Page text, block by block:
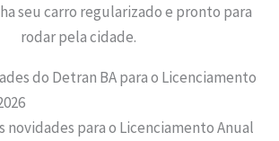
seu carro regularizado e pronto para
rodar pela cidade.
do Detran BA para o Licenciamento
novidades para o Licenciamento Anual